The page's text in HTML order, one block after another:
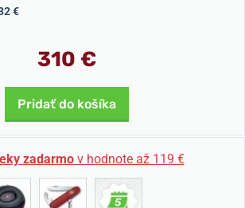
€
310 €
Pridať do košíka
zadarmov hodnote až 119 €